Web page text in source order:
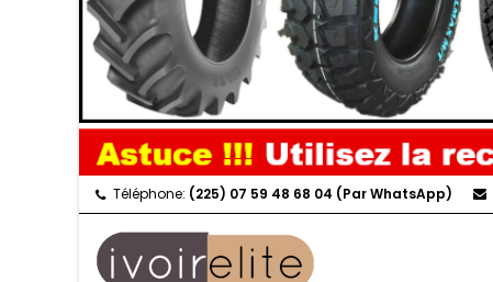
Téléphone: (225) 07 59 48 68 04 (Par WhatsApp)